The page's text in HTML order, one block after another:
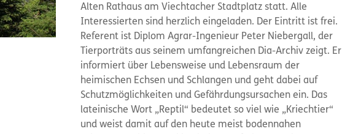
Alten Rathaus am Viechtacher Stadtplatz statt. Alle
Interessierten sind herzlich eingeladen. Der Eintritt ist frei.
Referent ist Diplom Agrar-Ingenieur Peter Niebergall, der
Tierporträts aus seinem umfangreichen Dia-Archiv zeigt. Er
informiert über Lebensweise und Lebensraum der
heimischen Echsen und Schlangen und geht dabei auf
Schutzmöglichkeiten und Gefährdungsursachen ein. Das
lateinische Wort „Reptil“ bedeutet so viel wie „Kriechtier“
und weist damit auf den heute meist bodennahen